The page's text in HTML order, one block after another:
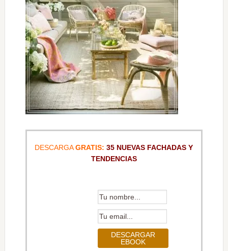
DESCARGAGRATIS: 35 NUEVAS FACHADAS Y
TENDENCIAS